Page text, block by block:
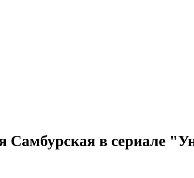
Самбурская в сериале